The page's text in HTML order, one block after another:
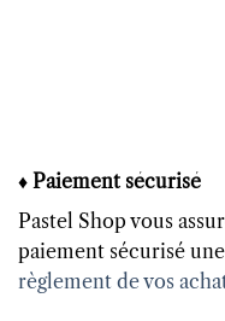
♦ Paiement sécurisé
Pastel Shop vous
paiement sécurisé une
règlement de vos